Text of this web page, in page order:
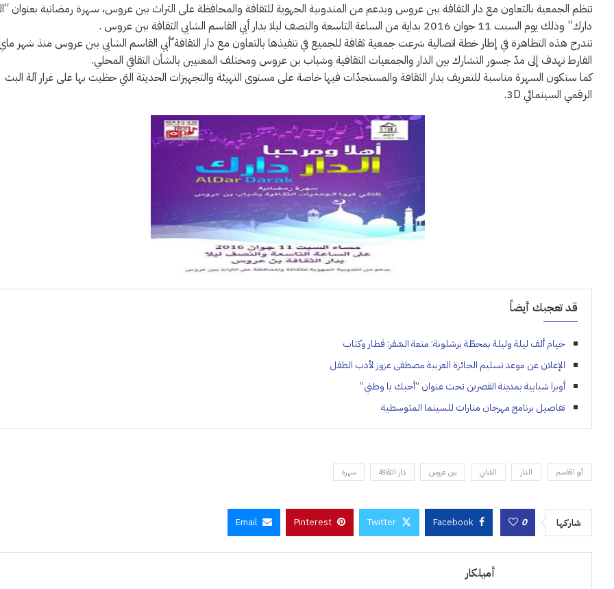
تنظم الجمعية بالتعاون مع دار الثقافة ببن عروس وبدعم من المندوبية الجهوية للثقافة والمحافظة على التراث ببن عروس، سهرة رمضانية بعنوان
دارك” وذلك يوم السبت 11 جوان 2016 بداية من الساعة التاسعة والنصف ليلا بدار أبي القاسم الشابي الثقافة ببن عروس .
تندرج هذه التظاهرة في إطار خطة اتصالية شرعت جمعية ثقافة للجميع في تنفيذها بالتعاون مع دار الثقافة ّأبي القاسم الشابي ببن عروس منذ شهر
الفارط تهدف إلى مدّ جسور التشارك بين الدار والجمعيات الثقافية وشباب بن عروس ومختلف المعنيين بالشأن الثقافي المحلي.
كما ستكون السهرة مناسبة للتعريف بدار الثقافة والمستجدّات فيها خاصة على مستوى التهيئة والتجهيزات الحديثة التي حظيت بها على غرار آلة البث
الرقمي السينمائي 3D.
قد تعجبك أيضاً
خيام ألف ليلة وليلة بمحطّة برشلونة: متعة السّفر: قطار وكتاب
الإعلان عن موعد تسليم الجائزة العربية مصطفى عزوز لأدب الطفل
أوبرا شبابية بمدينة القصرين تحت عنوان “أحبك يا وطني”
تفاصيل برنامج مهرجان منارات للسينما المتوسطية
أبو القاسم الدار الشابي ببن عروس دار الثقافة سهرة
شاركها 0
Facebook
Twitter
Pinterest
Email
أميلكار